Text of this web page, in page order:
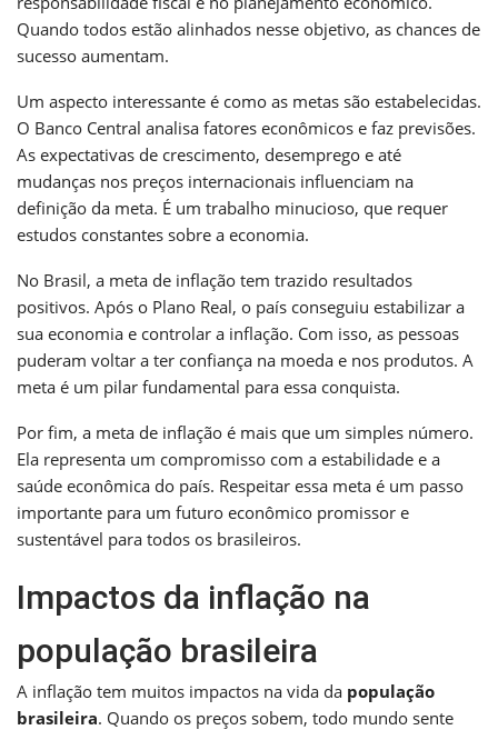
Quando todos estão alinhados nesse objetivo, as chances de
sucesso aumentam.
Um aspecto interessante é como as metas são estabelecidas.
O Banco Central analisa fatores econômicos e faz previsões.
As expectativas de crescimento, desemprego e até
mudanças nos preços internacionais influenciam na
definição da meta. É um trabalho minucioso, que requer
estudos constantes sobre a economia.
No Brasil, a meta de inflação tem trazido resultados
positivos. Após o Plano Real, o país conseguiu estabilizar a
sua economia e controlar a inflação. Com isso, as pessoas
puderam voltar a ter confiança na moeda e nos produtos. A
meta é um pilar fundamental para essa conquista.
Por fim, a meta de inflação é mais que um simples número.
Ela representa um compromisso com a estabilidade e a
saúde econômica do país. Respeitar essa meta é um passo
importante para um futuro econômico promissor e
sustentável para todos os brasileiros.
Impactos da inflação na
população brasileira
A inflação tem muitos impactos na vida da população
brasileira. Quando os preços sobem, todo mundo sente